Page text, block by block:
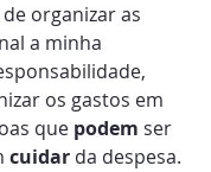
organizar as
a minha
os gastos em
que podem ser
cuidar da despesa.